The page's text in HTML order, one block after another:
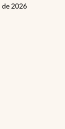
de 2026